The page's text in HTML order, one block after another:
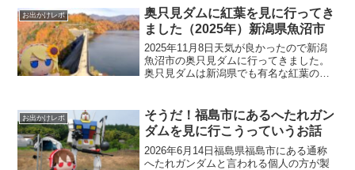
お出かけレポ
奥只見ダムに紅葉を見に行ってき
ました（2025年）新潟県魚沼市
2025年11月8日天気が良かったので新潟
魚沼市の奥只見ダムに行ってきました。
奥只見ダムは新潟県でも有名な紅葉の名
したし、六十里越(峠ステッカー対象コー
ス)を走れば田...
お出かけレポ
そうだ！福島市にあるへたれガン
ダムを見に行こうっていうお話
2026年6月14日福島県福島市にある通称
へたれガンダムと言われる個人の方が製